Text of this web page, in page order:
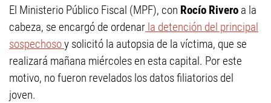
El Ministerio Público Fiscal (MPF), con Rocío Rivero a la
cabeza, se encargó de ordenar la detención del principal
sospechosoy solicitó la autopsia de la víctima, que se
realizará mañana miércoles en esta capital. Por este
motivo, no fueron revelados los datos filiatorios del
joven.